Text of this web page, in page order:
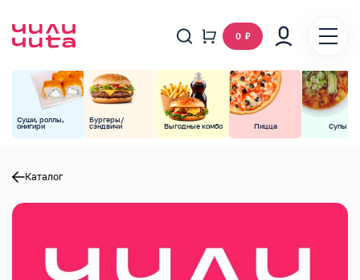
Суши, роллы,
онигири
Бургеры/
сэндвичи Выгодные комбо Пицца Супы
0 ₽
Каталог